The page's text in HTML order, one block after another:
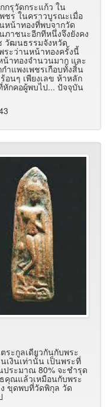
กรุวัดกระแก้ว ใน
ชร ในคราวบูรณะเมื่อ
หน้าทองที่พบจากวัด
ภาชนะอีกทีหนึ่งจึงยังคง
วัฒนธรรมจังหวัด
ระว่านหน้าทองครั้งนี้
น้าทองจำนวนมาก และ
ำแพงเพชรเกือบทั้งสิ้น
นๆ เพียงเลข ห้าหลัก
กคอผู้พบไป... ปัจจุบัน
ระกูลเดียวกันกับพระ
เงินเท่านั้น เป็นพระที่
ระมาณ 80% จะชำรุด
คุณแล้วเหมือนกับพระ
ขุดพบที่วัดพิกุล วัด